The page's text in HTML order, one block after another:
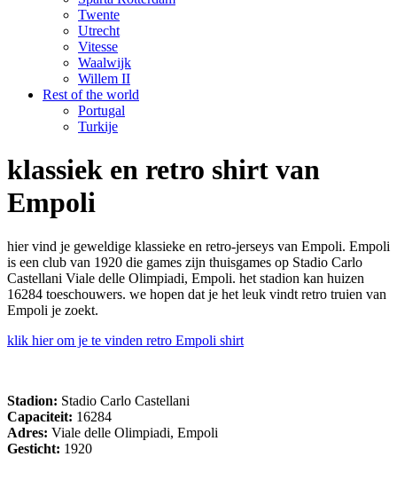
Twente
Utrecht
Vitesse
Waalwijk
Willem II
Rest of the world
Portugal
Turkije
klassiek en retro shirt van
Empoli
hier vind je geweldige klassieke en retro-jerseys van Empoli. Empoli
is een club van 1920 die games zijn thuisgames op Stadio Carlo
Castellani Viale delle Olimpiadi, Empoli. het stadion kan huizen
16284 toeschouwers. we hopen dat je het leuk vindt retro truien van
Empoli je zoekt.
klik hier om je te vinden retro Empoli shirt
Stadion: Stadio Carlo Castellani
Capaciteit: 16284
Adres: Viale delle Olimpiadi, Empoli
Gesticht: 1920